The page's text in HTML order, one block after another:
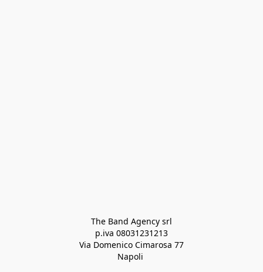
The Band Agency srl
p.iva 08031231213
Via Domenico Cimarosa 77
Napoli